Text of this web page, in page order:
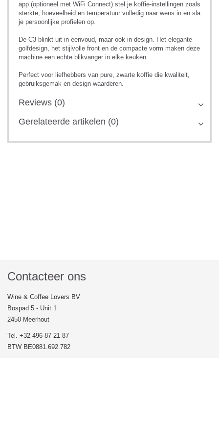
app (optioneel met WiFi Connect) stel je koffie-instellingen zoals
sterkte, hoeveelheid en temperatuur volledig naar wens in en sla
je persoonlijke profielen op.
De C3 blinkt uit in eenvoud, maar ook in design. Het elegante
golfdesign, het stijlvolle front en de compacte vorm maken deze
machine een echte blikvanger in elke keuken.
Perfect voor liefhebbers van pure, zwarte koffie die kwaliteit,
gebruiksgemak en design waarderen.
Reviews (0)
Gerelateerde artikelen (0)
Contacteer ons
Wine & Coffee Lovers BV
Bospad 5 - Unit 1
2450 Meerhout
Tel. +32 496 87 21 87
BTW BE0881.692.782